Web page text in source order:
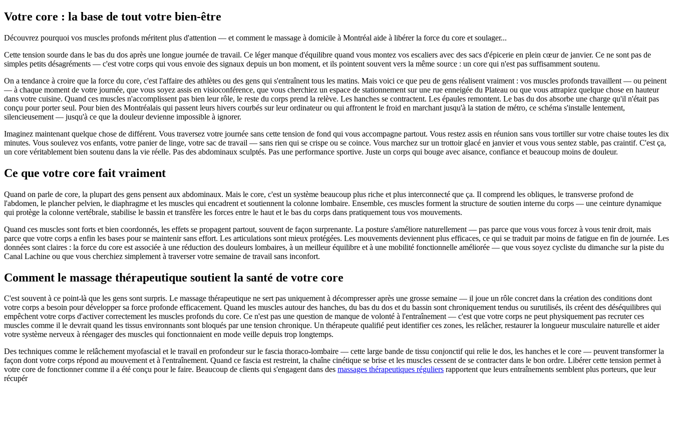
Votre core : la base de tout votre bien-être
Découvrez pourquoi vos muscles profonds méritent plus d'attention — et comment le massage à domicile à Montréal aide à libérer la force du core et soulager...
Cette tension sourde dans le bas du dos après une longue journée de travail. Ce léger manque d'équilibre quand vous montez vos escaliers avec des sacs d'épicerie en plein cœur de janvier. Ce ne sont pas de
simples petits désagréments — c'est votre corps qui vous envoie des signaux depuis un bon moment, et ils pointent souvent vers la même source : un core qui n'est pas suffisamment soutenu.
On a tendance à croire que la force du core, c'est l'affaire des athlètes ou des gens qui s'entraînent tous les matins. Mais voici ce que peu de gens réalisent vraiment : vos muscles profonds travaillent — ou peinent
— à chaque moment de votre journée, que vous soyez assis en visioconférence, que vous cherchiez un espace de stationnement sur une rue enneigée du Plateau ou que vous attrapiez quelque chose en hauteur
dans votre cuisine. Quand ces muscles n'accomplissent pas bien leur rôle, le reste du corps prend la relève. Les hanches se contractent. Les épaules remontent. Le bas du dos absorbe une charge qu'il n'était pas
conçu pour porter seul. Pour bien des Montréalais qui passent leurs hivers courbés sur leur ordinateur ou qui affrontent le froid en marchant jusqu'à la station de métro, ce schéma s'installe lentement,
silencieusement — jusqu'à ce que la douleur devienne impossible à ignorer.
Imaginez maintenant quelque chose de différent. Vous traversez votre journée sans cette tension de fond qui vous accompagne partout. Vous restez assis en réunion sans vous tortiller sur votre chaise toutes les dix
minutes. Vous soulevez vos enfants, votre panier de linge, votre sac de travail — sans rien qui se crispe ou se coince. Vous marchez sur un trottoir glacé en janvier et vous vous sentez stable, pas craintif. C'est ça,
un core véritablement bien soutenu dans la vie réelle. Pas des abdominaux sculptés. Pas une performance sportive. Juste un corps qui bouge avec aisance, confiance et beaucoup moins de douleur.
Ce que votre core fait vraiment
Quand on parle de core, la plupart des gens pensent aux abdominaux. Mais le core, c'est un système beaucoup plus riche et plus interconnecté que ça. Il comprend les obliques, le transverse profond de
l'abdomen, le plancher pelvien, le diaphragme et les muscles qui encadrent et soutiennent la colonne lombaire. Ensemble, ces muscles forment la structure de soutien interne du corps — une ceinture dynamique
qui protège la colonne vertébrale, stabilise le bassin et transfère les forces entre le haut et le bas du corps dans pratiquement tous vos mouvements.
Quand ces muscles sont forts et bien coordonnés, les effets se propagent partout, souvent de façon surprenante. La posture s'améliore naturellement — pas parce que vous vous forcez à vous tenir droit, mais
parce que votre corps a enfin les bases pour se maintenir sans effort. Les articulations sont mieux protégées. Les mouvements deviennent plus efficaces, ce qui se traduit par moins de fatigue en fin de journée. Les
données sont claires : la force du core est associée à une réduction des douleurs lombaires, à un meilleur équilibre et à une mobilité fonctionnelle améliorée — que vous soyez cycliste du dimanche sur la piste du
Canal Lachine ou que vous cherchiez simplement à traverser votre semaine de travail sans inconfort.
Comment le massage thérapeutique soutient la santé de votre core
C'est souvent à ce point-là que les gens sont surpris. Le massage thérapeutique ne sert pas uniquement à décompresser après une grosse semaine — il joue un rôle concret dans la création des conditions dont
votre corps a besoin pour développer sa force profonde efficacement. Quand les muscles autour des hanches, du bas du dos et du bassin sont chroniquement tendus ou surutilisés, ils créent des déséquilibres qui
empêchent votre corps d'activer correctement les muscles profonds du core. Ce n'est pas une question de manque de volonté à l'entraînement — c'est que votre corps ne peut physiquement pas recruter ces
muscles comme il le devrait quand les tissus environnants sont bloqués par une tension chronique. Un thérapeute qualifié peut identifier ces zones, les relâcher, restaurer la longueur musculaire naturelle et aider
votre système nerveux à réengager des muscles qui fonctionnaient en mode veille depuis trop longtemps.
Des techniques comme le relâchement myofascial et le travail en profondeur sur le fascia thoraco-lombaire — cette large bande de tissu conjonctif qui relie le dos, les hanches et le core — peuvent transformer la
façon dont votre corps répond au mouvement et à l'entraînement. Quand ce fascia est restreint, la chaîne cinétique se brise et les muscles cessent de se contracter dans le bon ordre. Libérer cette tension permet à
votre core de fonctionner comme il a été conçu pour le faire. Beaucoup de clients qui s'engagent dans des massages thérapeutiques réguliers rapportent que leurs entraînements semblent plus porteurs, que leur
récupér